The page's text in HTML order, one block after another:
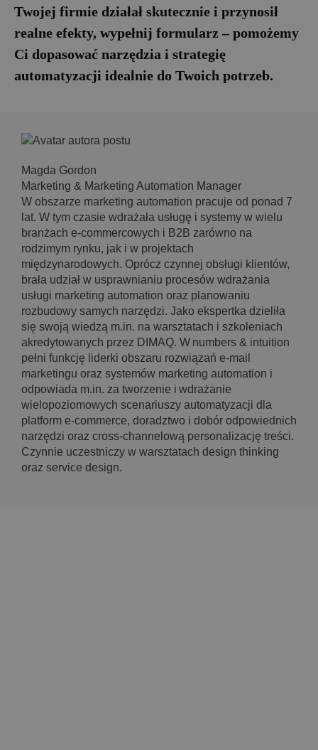
Twojej firmie działał skutecznie i przynosił
realne efekty, wypełnij formularz – pomożemy
Ci dopasować narzędzia i strategię
automatyzacji idealnie do Twoich potrzeb.
Magda Gordon
Marketing & Marketing Automation Manager
W obszarze marketing automation pracuje od ponad 7
lat. W tym czasie wdrażała usługę i systemy w wielu
branżach e-commercowych i B2B zarówno na
rodzimym rynku, jak i w projektach
międzynarodowych. Oprócz czynnej obsługi klientów,
brała udział w usprawnianiu procesów wdrażania
usługi marketing automation oraz planowaniu
rozbudowy samych narzędzi. Jako ekspertka dzieliła
się swoją wiedzą m.in. na warsztatach i szkoleniach
akredytowanych przez DIMAQ. W numbers & intuition
pełni funkcję liderki obszaru rozwiązań e-mail
marketingu oraz systemów marketing automation i
odpowiada m.in. za tworzenie i wdrażanie
wielopoziomowych scenariuszy automatyzacji dla
platform e-commerce, doradztwo i dobór odpowiednich
narzędzi oraz cross-channelową personalizację treści.
Czynnie uczestniczy w warsztatach design thinking
oraz service design.